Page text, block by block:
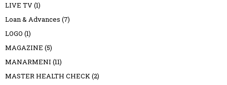
LIVE TV(1)
Loan & Advances (7)
LOGO (1)
MAGAZINE (5)
MANARMENI (11)
MASTER HEALTH CHECK(2)